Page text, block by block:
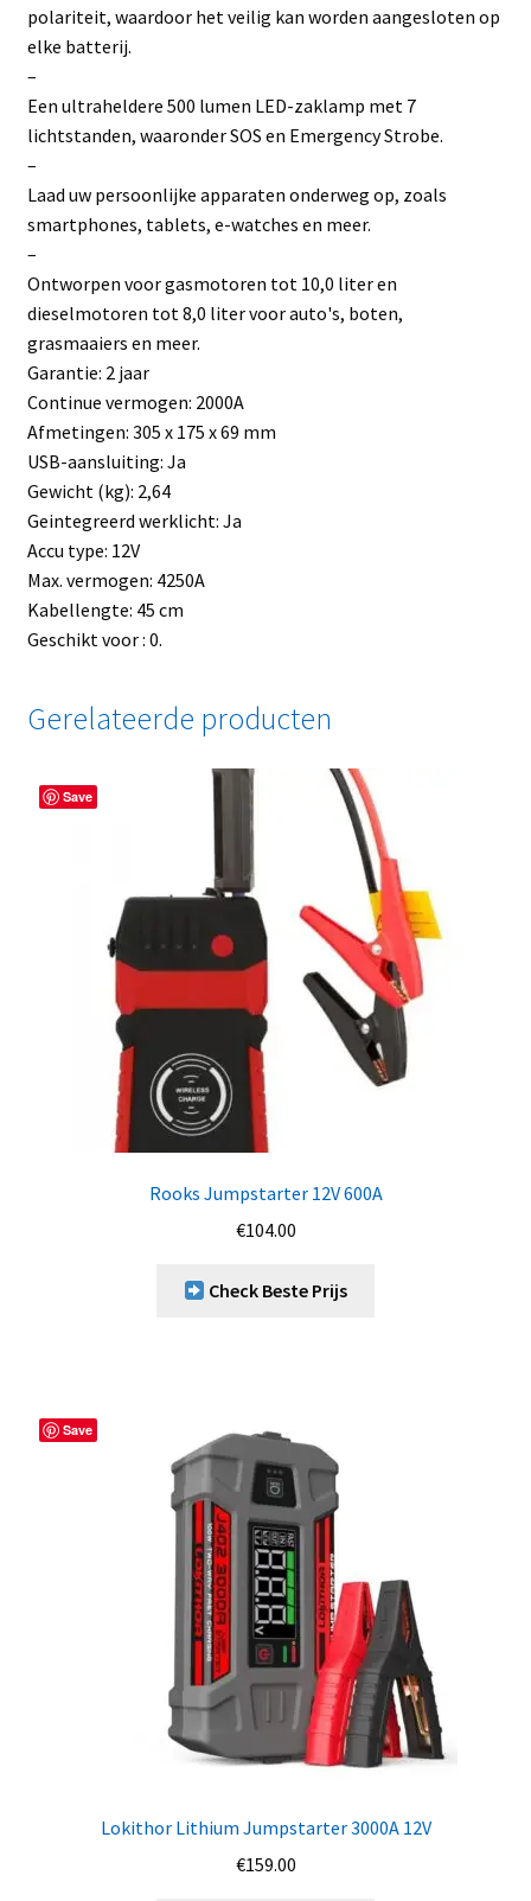
polariteit, waardoor het veilig kan worden aangesloten op
elke batterij.
–
Een ultraheldere 500 lumen LED-zaklamp met 7
lichtstanden, waaronder SOS en Emergency Strobe.
–
Laad uw persoonlijke apparaten onderweg op, zoals
smartphones, tablets, e-watches en meer.
–
Ontworpen voor gasmotoren tot 10,0 liter en
dieselmotoren tot 8,0 liter voor auto's, boten,
grasmaaiers en meer.
Garantie: 2 jaar
Continue vermogen: 2000A
Afmetingen: 305 x 175 x 69 mm
USB-aansluiting: Ja
Gewicht (kg): 2,64
Geintegreerd werklicht: Ja
Accu type: 12V
Max. vermogen: 4250A
Kabellengte: 45 cm
Geschikt voor : 0.
Gerelateerde producten
Save
Rooks Jumpstarter 12V 600A
€104.00
Check Beste Prijs
Save
Lokithor Lithium Jumpstarter 3000A 12V
€159.00